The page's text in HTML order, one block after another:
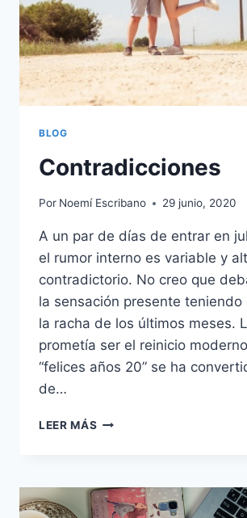
BLOG
Contradicciones
Por Noemí Escribano 29 junio, 2020
A un par de días de entrar en
el rumor interno es variable y
contradictorio. No creo que
la sensación presente teniendo
la racha de los últimos meses.
prometía ser el reinicio
“felices años 20” se ha
de…
LEER MÁS CONTRADICCIONES